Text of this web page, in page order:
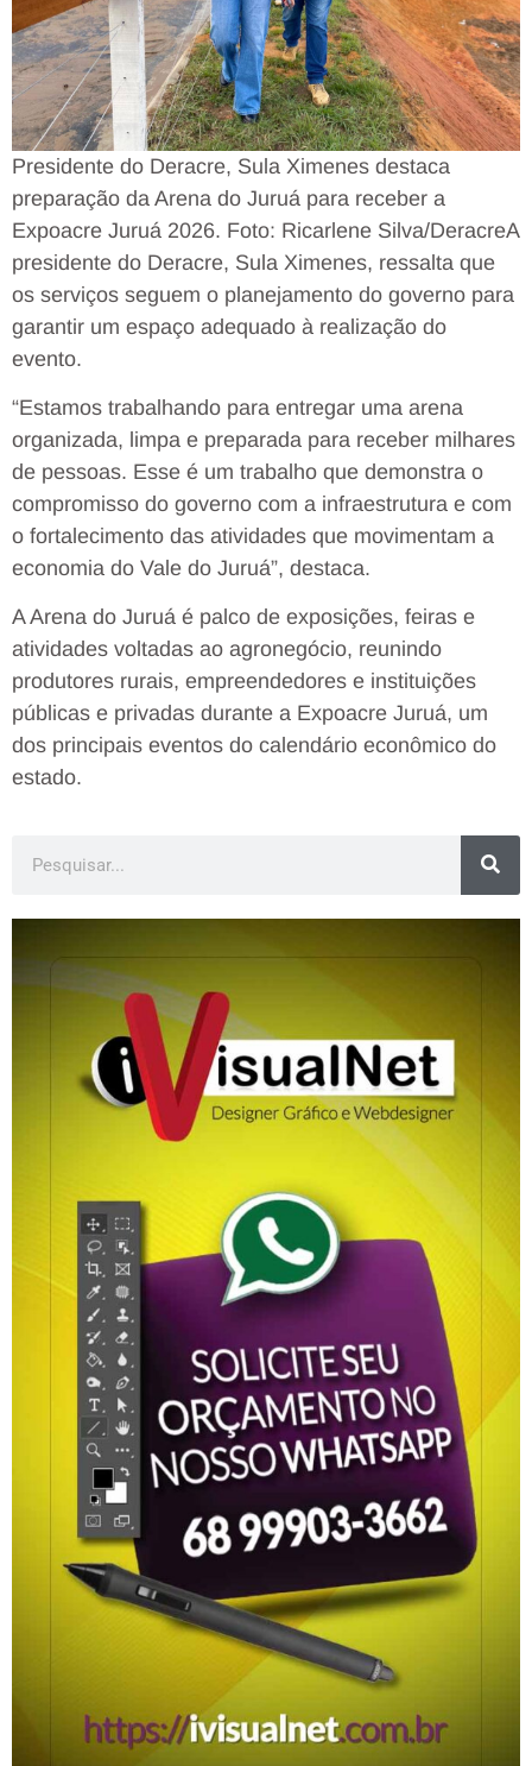
Presidente do Deracre, Sula Ximenes destaca
preparação da Arena do Juruá para receber a
Expoacre Juruá 2026. Foto: Ricarlene Silva/DeracreA
presidente do Deracre, Sula Ximenes, ressalta que
os serviços seguem o planejamento do governo para
garantir um espaço adequado à realização do
evento.
“Estamos trabalhando para entregar uma arena
organizada, limpa e preparada para receber milhares
de pessoas. Esse é um trabalho que demonstra o
compromisso do governo com a infraestrutura e com
o fortalecimento das atividades que movimentam a
economia do Vale do Juruá”, destaca.
A Arena do Juruá é palco de exposições, feiras e
atividades voltadas ao agronegócio, reunindo
produtores rurais, empreendedores e instituições
públicas e privadas durante a Expoacre Juruá, um
dos principais eventos do calendário econômico do
estado.